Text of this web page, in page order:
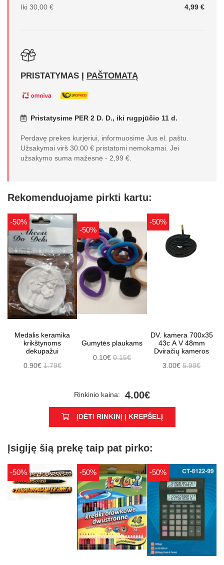
Iki 30,00 € 4,99 €
PRISTATYMAS Į PAŠTOMATĄ
Pristatysime PER 2 D. D., iki rugpjūčio 11 d.
Perdavę prekes kurjeriui, informuosime Jus el. paštu.
Užsakymai virš 30.00 € pristatomi nemokamai. Jei
užsakymo suma mažesnė - 2,99 €.
Rekomenduojame pirkti kartu:
-50%
Medalis keramika
krikštynoms
dekupažui
0.90€1.79€
-50%
Gumytės plaukams
0.10€ 0.15€
-50%
DV. kamera 700x35
43c A V 48mm
Dviračių kameros
3.00€5.99€
Rinkinio kaina: 4.00€
ĮDĖTI RINKINĮ Į KREPŠELĮ
Įsigiję šią prekę taip pat pirko:
-50% -50% -50%